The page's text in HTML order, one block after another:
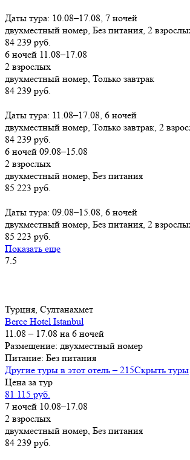
Даты тура: 10.08–17.08, 7 ночей
двухместный номер, Без питания, 2
84 239 руб.
6 ночей 11.08–17.08
2 взрослых
двухместный номер, Только завтрак
84 239 руб.
Даты тура: 11.08–17.08, 6 ночей
двухместный номер, Только завтрак, 2
84 239 руб.
6 ночей 09.08–15.08
2 взрослых
двухместный номер, Без питания
85 223 руб.
Даты тура: 09.08–15.08, 6 ночей
двухместный номер, Без питания, 2
85 223 руб.
Показать еще
7.5
Турция, Султанахмет
Berce Hotel Istanbul
11.08 – 17.08 на 6 ночей
Размещение: двухместный номер
Питание: Без питания
Другие туры в этот отель – 215Скрыть туры
Цена за тур
81 115 руб.
7 ночей 10.08–17.08
2 взрослых
двухместный номер, Без питания
84 239 руб.